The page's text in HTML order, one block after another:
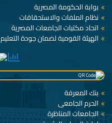
بوابة الحكومة المصرية
نظام الملفات والاستحقاقات
اتحاد مكتبات الجامعات المصرية
الهيئة القومية لضمان جودة التعليم
بنك المعرفة
الحرم الجامعى
الجامعات المناظرة